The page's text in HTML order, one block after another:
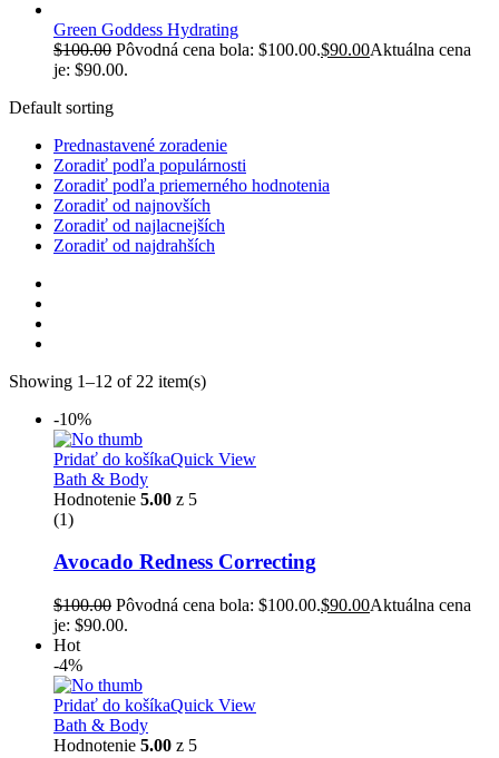
Green Goddess Hydrating
$100.00 Pôvodná cena bola: $100.00.$90.00Aktuálna cena
je: $90.00.
Default sorting
Prednastavené zoradenie
Zoradiť podľa populárnosti
Zoradiť podľa priemerného hodnotenia
Zoradiť od najnovších
Zoradiť od najlacnejších
Zoradiť od najdrahších
Showing 1–12 of 22 item(s)
-10%
Pridať do košíkaQuick View
Bath & Body
Hodnotenie 5.00 z 5
(1)
Avocado Redness Correcting
$100.00 Pôvodná cena bola: $100.00.$90.00Aktuálna cena
je: $90.00.
Hot
-4%
Pridať do košíkaQuick View
Bath & Body
Hodnotenie 5.00 z 5